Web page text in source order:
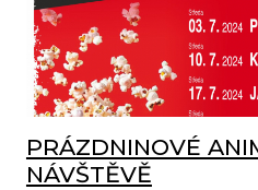
PRÁZDNINOVÉ
NÁVŠTĚVĚ